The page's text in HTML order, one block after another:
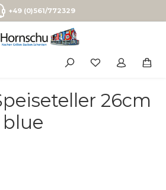
+49 (0)561/772329
26cm